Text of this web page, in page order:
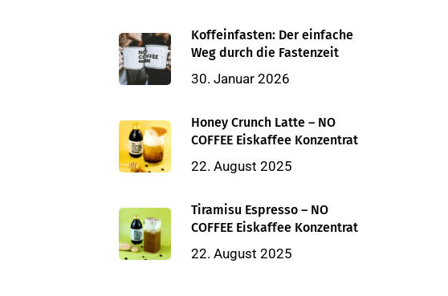
Koffeinfasten: Der einfache
Weg durch die Fastenzeit
30. Januar 2026
Honey Crunch Latte – NO
COFFEE Eiskaffee Konzentrat
22. August 2025
Tiramisu Espresso – NO
COFFEE Eiskaffee Konzentrat
22. August 2025